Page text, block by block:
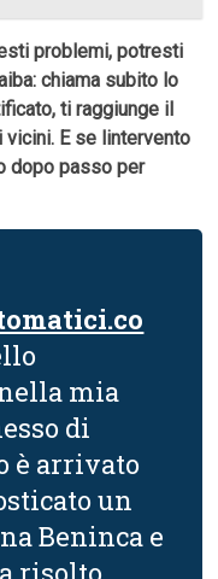
problemi, potresti
chiama subito lo
ti raggiunge il
E se lintervento
dopo passo per
mia
di
è arrivato
un
Beninca e